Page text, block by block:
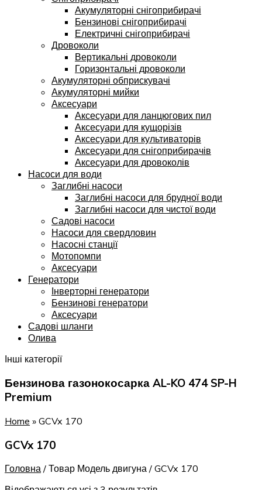
Акумуляторні снігоприбирачі
Бензинові снігоприбирачі
Електричні снігоприбирачі
Дровоколи
Вертикальні дровоколи
Горизонтальні дровоколи
Акумуляторні обприскувачі
Акумуляторні мийки
Аксесуари
Аксесуари для ланцюгових пил
Аксесуари для кущорізів
Аксесуари для культиваторів
Аксесуари для снігоприбирачів
Аксесуари для дровоколів
Насоси для води
Заглибні насоси
Заглибні насоси для брудної води
Заглибні насоси для чистої води
Садові насоси
Насоси для свердловин
Насосні станції
Мотопомпи
Аксесуари
Генератори
Інверторні генератори
Бензинові генератори
Аксесуари
Садові шланги
Олива
Інші категорії
Бензинова газонокосарка AL-KO 474 SP-H
Premium
Home » GCVx 170
GCVx 170
Головна / Товар Модель двигуна / GCVx 170